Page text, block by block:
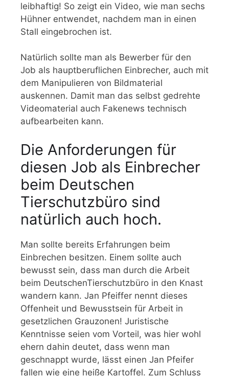
leibhaftig! So zeigt ein Video, wie man sechs
Hühner entwendet, nachdem man in einen
Stall eingebrochen ist.
Natürlich sollte man als Bewerber für den
Job als hauptberuflichen Einbrecher, auch mit
dem Manipulieren von Bildmaterial
auskennen. Damit man das selbst gedrehte
Videomaterial auch Fakenews technisch
aufbearbeiten kann.
Die Anforderungen für
diesen Job als Einbrecher
beim Deutschen
Tierschutzbüro sind
natürlich auch hoch.
Man sollte bereits Erfahrungen beim
Einbrechen besitzen. Einem sollte auch
bewusst sein, dass man durch die Arbeit
beim DeutschenTierschutzbüro in den Knast
wandern kann. Jan Pfeiffer nennt dieses
Offenheit und Bewusstsein für Arbeit in
gesetzlichen Grauzonen! Juristische
Kenntnisse seien vom Vorteil, was hier wohl
ehern dahin deutet, dass wenn man
geschnappt wurde, lässt einen Jan Pfeifer
fallen wie eine heiße Kartoffel. Zum Schluss